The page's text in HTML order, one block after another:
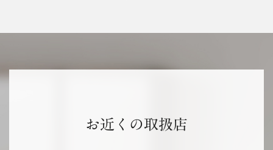
お近くの取扱店